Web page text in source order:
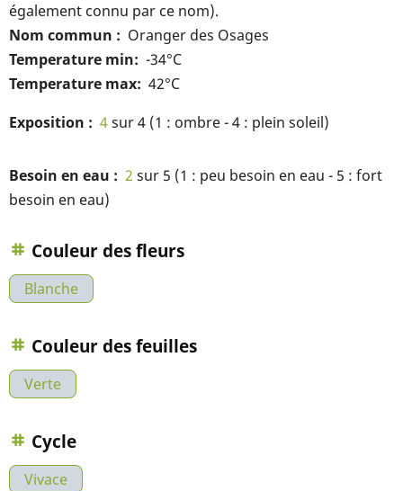
également connu par ce nom).
Nom commun
Oranger des Osages
Temperature min
-34°C
Temperature max 42°C
Exposition
4sur 4 (1 : ombre - 4 : plein soleil)
Besoin en eau 2 sur 5 (1 : peu besoin en eau - 5 : fort
besoin en eau)
Couleur des fleurs
Blanche
Couleur des feuilles
Verte
Cycle
Vivace